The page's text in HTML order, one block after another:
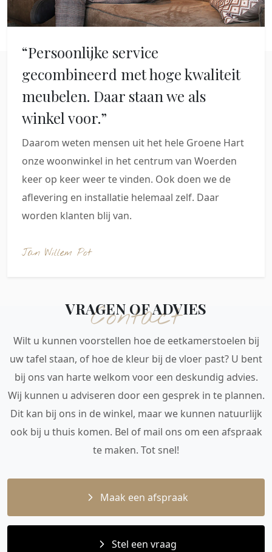
“Persoonlijke service
gecombineerd met hoge kwaliteit
meubelen. Daar staan we als
winkel voor.”
Daarom weten mensen uit het hele Groene Hart
onze woonwinkel in het centrum van Woerden
keer op keer weer te vinden. Ook doen we de
aflevering en installatie helemaal zelf. Daar
worden klanten blij van.
Jan Willem Pot
Contact
VRAGEN OF ADVIES
Wilt u kunnen voorstellen hoe de eetkamerstoelen bij
uw tafel staan, of hoe de kleur bij de vloer past? U bent
bij ons van harte welkom voor een deskundig advies.
Wij kunnen u adviseren door een gesprek in te plannen.
Dit kan bij ons in de winkel, maar we kunnen natuurlijk
ook bij u thuis komen. Bel of mail ons om een afspraak
te maken. Tot snel!
Maak een afspraak
Stel een vraag